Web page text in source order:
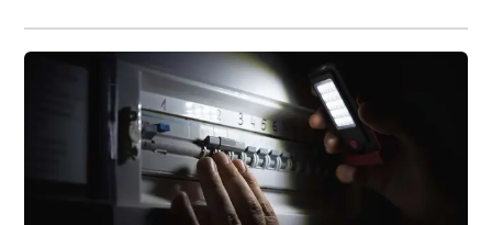
Contenus
L'invité(e)